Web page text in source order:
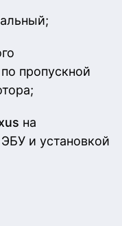
пропускной
на
и установкой